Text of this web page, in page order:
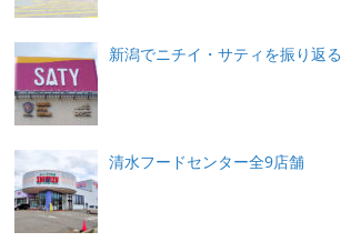
新潟でニチイ・サティを振り返る
清水フードセンター全9店舗